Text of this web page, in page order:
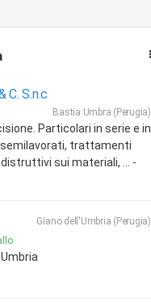
C. S.n.c
Bastia Umbra (Perugia)
Particolari in serie e in
trattamenti
sui materiali, ... -
Giano dell'Umbria (Perugia)